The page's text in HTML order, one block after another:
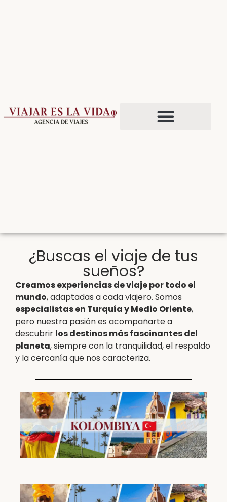
¿Buscas el viaje de tus
sueños?
Creamos experiencias de viaje por todo el
mundo, adaptadas a cada viajero. Somos
especialistas en Turquía y Medio Oriente,
pero nuestra pasión es acompañarte a
descubrir los destinos más fascinantes del
planeta, siempre con la tranquilidad, el respaldo
y la cercanía que nos caracteriza.